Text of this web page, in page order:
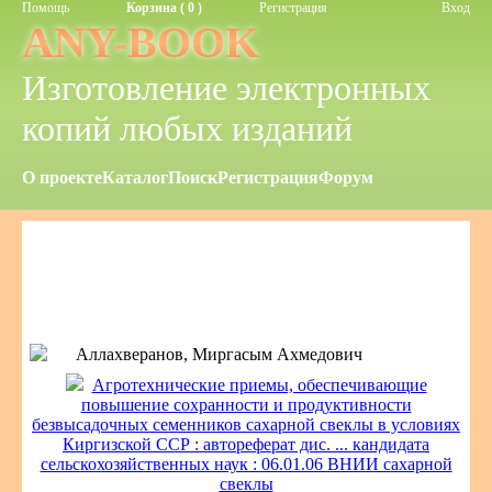
Помощь Корзина ( 0 ) Регистрация Вход
ANY-BOOK
Изготовление электронных
копий любых изданий
О проектеКаталогПоискРегистрацияФорум
Аллахверанов, Миргасым Ахмедович
Агротехнические приемы, обеспечивающие
повышение сохранности и продуктивности
безвысадочных семенников сахарной свеклы в условиях
Киргизской ССР : автореферат дис. ... кандидата
сельскохозяйственных наук : 06.01.06 ВНИИ сахарной
свеклы